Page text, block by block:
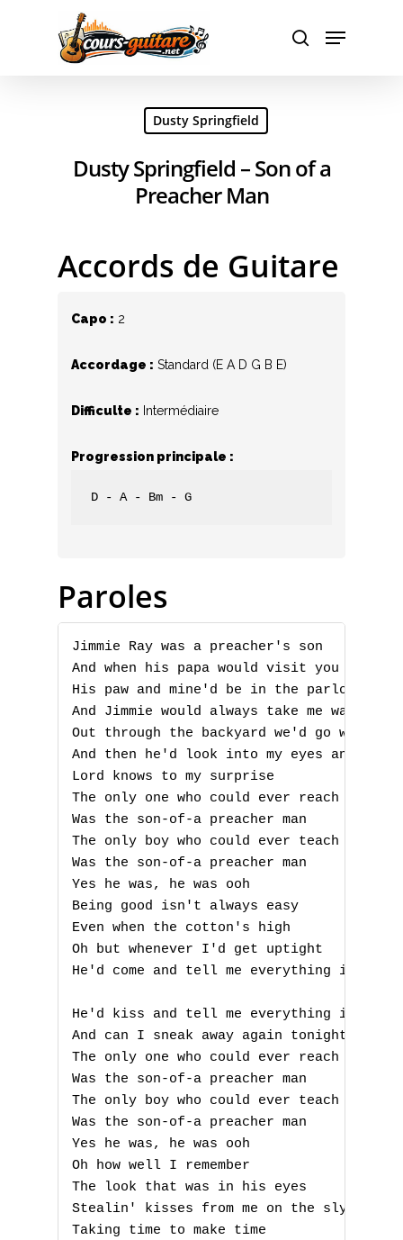
Hit enter to search or ESC to close
Dusty Springfield
Dusty Springfield – Son of a
Preacher Man
Accords de Guitare
Capo : 2
Accordage : Standard (E A D G B E)
Difficulte : Intermédiaire
Progression principale :
D - A - Bm - G
Paroles
Jimmie Ray was a preacher's son
And when his papa would visit you know
His paw and mine'd be in the parlor
And Jimmie would always take me walking
Out through the backyard we'd go walking
And then he'd look into my eyes and
Lord knows to my surprise
The only one who could ever reach me
Was the son-of-a preacher man
The only boy who could ever teach me
Was the son-of-a preacher man
Yes he was, he was ooh
Being good isn't always easy
Even when the cotton's high
Oh but whenever I'd get uptight
He'd come and tell me everything is all
He'd kiss and tell me everything is all
And can I sneak away again tonight
The only one who could ever reach me
Was the son-of-a preacher man
The only boy who could ever teach me
Was the son-of-a preacher man
Yes he was, he was ooh
Oh how well I remember
The look that was in his eyes
Stealin' kisses from me on the sly
Taking time to make time
A
B
C
D
E
F